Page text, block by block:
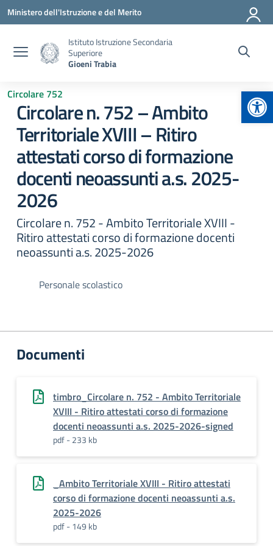
Vai ai contenuti
Vai al menu di navigazione
Vai al footer
Ministero dell'Istruzione e del Merito
Istituto Istruzione Secondaria
Superiore
Gioeni Trabia
Circolare 752
Circolare n. 752 – Ambito
Territoriale XVIII – Ritiro
attestati corso di formazione
docenti neoassunti a.s. 2025-
2026
Circolare n. 752 - Ambito Territoriale XVIII -
Ritiro attestati corso di formazione docenti
neoassunti a.s. 2025-2026
Personale scolastico
Documenti
timbro_Circolare n. 752 - Ambito Territoriale
XVIII - Ritiro attestati corso di formazione
docenti neoassunti a.s. 2025-2026-signed
pdf - 233 kb
_Ambito Territoriale XVIII - Ritiro attestati
corso di formazione docenti neoassunti a.s.
2025-2026
pdf - 149 kb